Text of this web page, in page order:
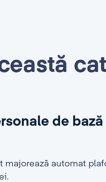
de bază
majorează automat